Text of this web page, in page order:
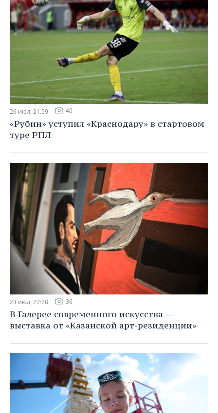
26 июл, 21:59 40
«Рубин» уступил «Краснодару» в стартовом
туре РПЛ
23 июл, 22:28 36
В Галерее современного искусства —
выставка от «Казанской арт-резиденции»